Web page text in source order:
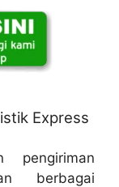
Express
pengiriman
berbagai